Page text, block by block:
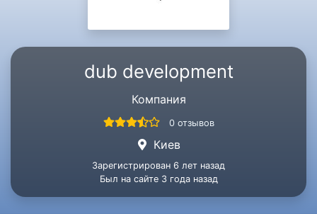
dub development
Компания
0 отзывов
Киев
Зарегистрирован 6 лет назад
Был на сайте 3 года назад